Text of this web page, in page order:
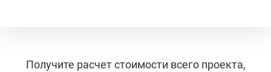
Получите расчет стоимости всего проекта,